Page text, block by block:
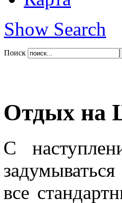
Show Search
Поиск
Отдых на
С
все